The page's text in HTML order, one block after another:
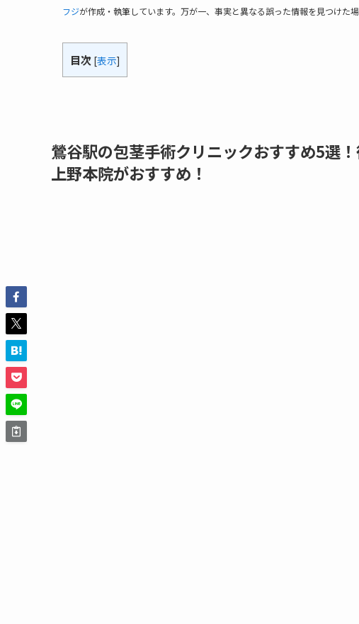
フジが作成・執筆しています。万が一、事実と異なる誤った情報を見つけた場
目次 [表示]
鶯谷駅の包茎手術クリニックおすすめ5選
上野本院がおすすめ！